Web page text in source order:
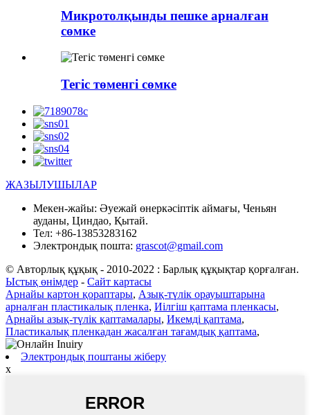
Микротолқынды пешке арналған
сөмке
Тегіс төменгі сөмке
ЖАЗЫЛУШЫЛАР
Мекен-жайы: Әуежай өнеркәсіптік аймағы, Ченьян
ауданы, Циндао, Қытай.
Тел: +86-13853283162
Электрондық пошта: grascot@gmail.com
© Авторлық құқық - 2010-2022 : Барлық құқықтар қорғалған.
Ыстық өнімдер - Сайт картасы
Арнайы картон қораптары, Азық-түлік орауыштарына
арналған пластикалық пленка, Иілгіш қаптама пленкасы,
Арнайы азық-түлік қаптамалары, Икемді қаптама,
Пластикалық пленкадан жасалған тағамдық қаптама,
Электрондық поштаны жіберу
x